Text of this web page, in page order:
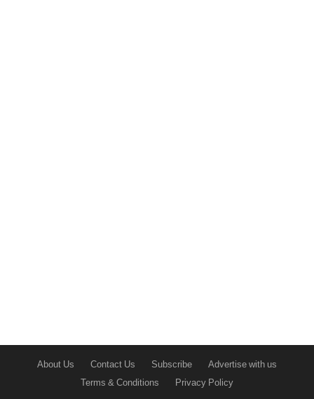
About Us Contact Us Subscribe
Advertise with us
Terms & Conditions
Privacy Policy